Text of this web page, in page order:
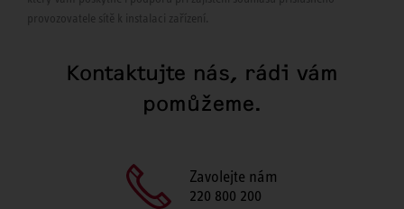
provozovatele sítě k instalaci zařízení.
Kontaktujte nás, rádi vám
pomůžeme.
Zavolejte nám
220 800 200